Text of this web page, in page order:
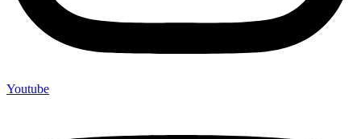
Youtube